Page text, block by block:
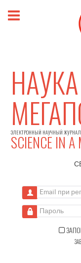
ЭЛЕКТРОННЫЙ НАУЧНЫЙ
SCIENCE IN
Email при
Пароль